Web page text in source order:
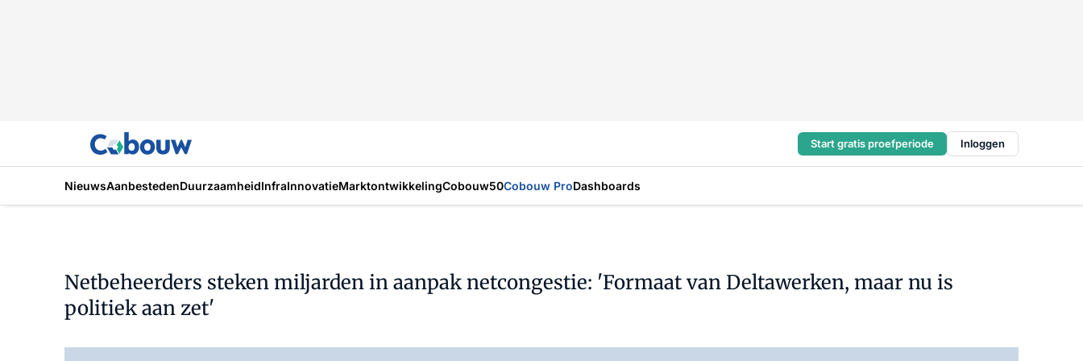
Start gratis proefperiode Inloggen
NieuwsAanbestedenDuurzaamheidInfraInnovatieMarktontwikkelingCobouw50Cobouw ProDashboards
Netbeheerders steken miljarden in aanpak netcongestie: 'Formaat van Deltawerken, maar nu is
politiek aan zet'